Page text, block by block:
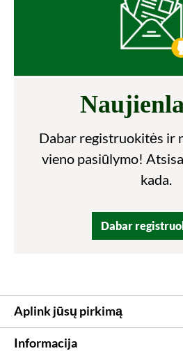
Dabar registruokitės ir
vieno pasiūlymo!
kada.
Dabar
Aplink jūsų pirkimą
Informacija